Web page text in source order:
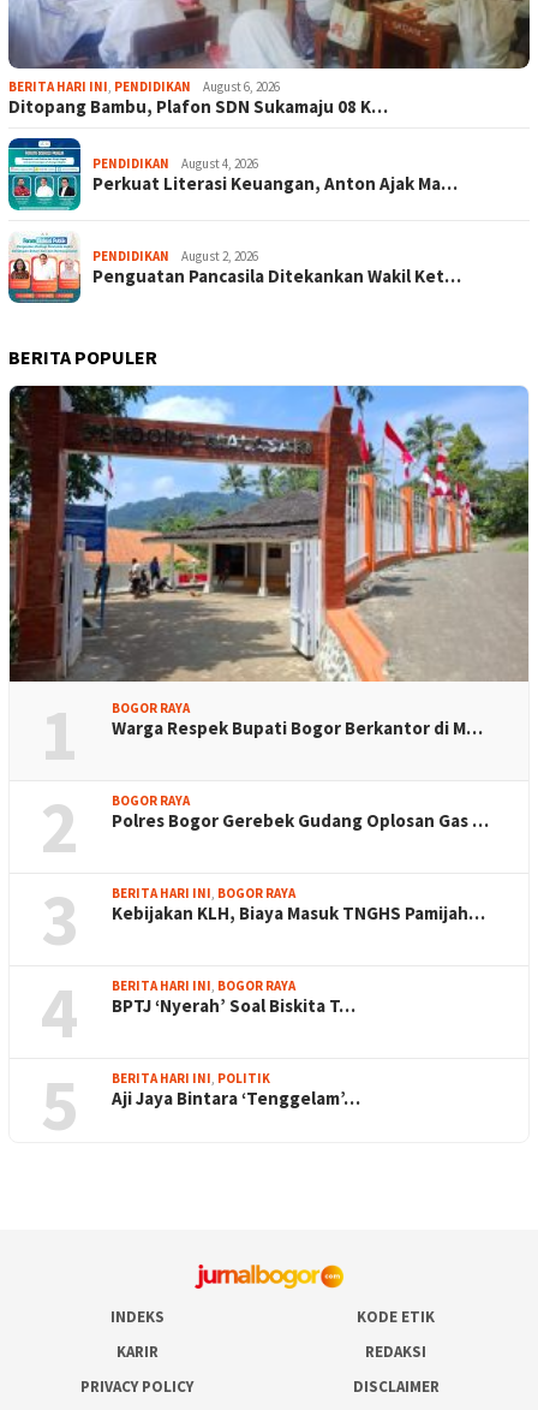
BERITA HARI INI, PENDIDIKAN August 6, 2026
Ditopang Bambu, Plafon SDN Sukamaju 08 K…
PENDIDIKAN August 4, 2026
Perkuat Literasi Keuangan, Anton Ajak Ma…
PENDIDIKAN August 2, 2026
Penguatan Pancasila Ditekankan Wakil Ket…
BERITA POPULER
1 BOGOR RAYA
Warga Respek Bupati Bogor Berkantor di M…
2 BOGOR RAYA
Polres Bogor Gerebek Gudang Oplosan Gas …
3 BERITA HARI INI, BOGOR RAYA
Kebijakan KLH, Biaya Masuk TNGHS Pamijah…
4 BERITA HARI INI, BOGOR RAYA
BPTJ ‘Nyerah’ Soal Biskita T…
5 BERITA HARI INI, POLITIK
Aji Jaya Bintara ‘Tenggelam’…
INDEKS
KODE ETIK
KARIR
REDAKSI
PRIVACY POLICY
DISCLAIMER